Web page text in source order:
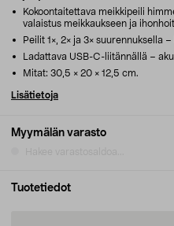
Myymälän varasto
Kokoontaitettava meikkipeili
valaistus meikkaukseen ja
Peilit 1×, 2× ja 3× suurennuksella
Ladattava USB-C-liitännällä –
Mitat: 30,5 × 20 × 12,5 cm.
Lisätietoja
Tuotetiedot